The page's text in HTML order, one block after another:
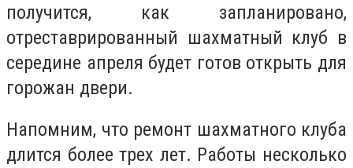
получится, как запланировано,
отреставрированный шахматный клуб в
середине апреля будет готов открыть для
горожан двери.
Напомним, что ремонт шахматного клуба
длится более трех лет. Работы несколько